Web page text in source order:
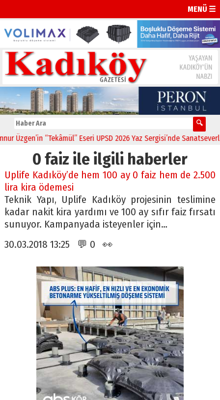
MENÜ ☰
Üzgen’in “Tekâmül” Eseri UPSD 2026 Yaz Sergisi’nde
0 faiz ile ilgili haberler
Uplife Kadıköy’de hem 100 ay 0 faiz hem de 2.500
lira kira ödemesi
Teknik Yapı, Uplife Kadıköy projesinin teslimine
kadar nakit kira yardımı ve 100 ay sıfır faiz fırsatı
sunuyor. Kampanyada isteyenler için…
30.03.2018 13:25 💬 0 👀